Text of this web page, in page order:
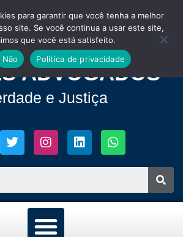
ADVOGADOS
e Justiça
para garantir que você tenha a melhor
site. Se você continua a usar este site,
que você está satisfeito.
Não Política de privacidade